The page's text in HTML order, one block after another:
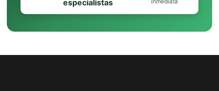
especialistas